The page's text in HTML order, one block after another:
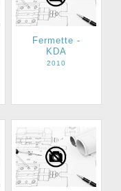
Fermette -
KDA
2010